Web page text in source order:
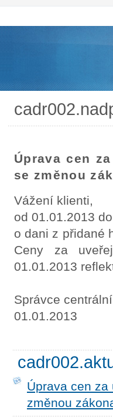
Úprava cen
se změnou
Vážení klienti,
od 01.01.2013
o dani z přidané
Ceny za
01.01.2013
Správce
01.01.2013
Úprava cen
změnou